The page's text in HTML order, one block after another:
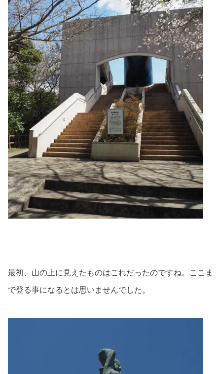
最初、山の上に見えたものはこれだったのですね。ここま
で登る事になるとは思いませんでした。